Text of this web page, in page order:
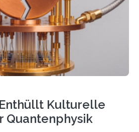
Thorium-Kernübergang wurde
konnte man zeigen, dass sich
lässt, um hochpräzise…
Kulturelle
Quantenphysik